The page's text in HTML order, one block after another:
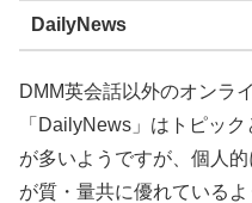
DailyNews
DMM英会話以外のオンラ
「DailyNews」はトピッ
が多いようですが、個人
が質・量共に優れているよ